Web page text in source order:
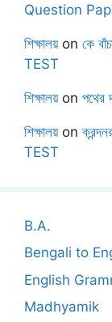
Question
শিক্ষালয়on কে
TEST
শিক্ষালয়on পথের
শিক্ষালয়on
TEST
B.A.
Bengali to
English
Madhyamik